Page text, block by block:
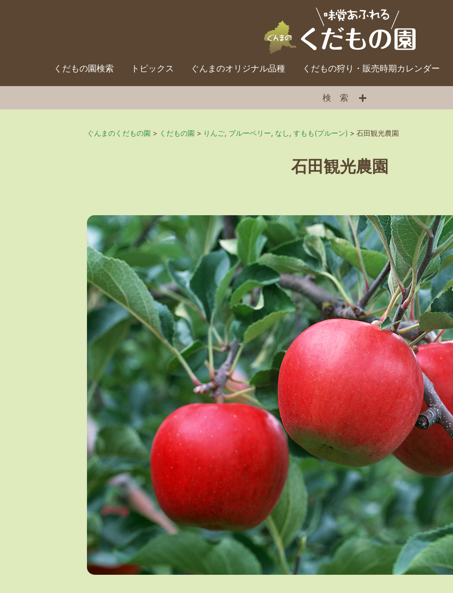
くだもの園検索 トピックス ぐんまのオリジナル品種 くだもの狩り・販売時期カレンダー
検索
ぐんまのくだもの園 > くだもの園 > りんご, ブルーベリー, なし, すもも(プルーン) > 石田観光農園
石田観光農園